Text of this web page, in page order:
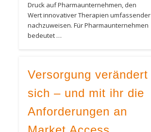
Druck auf Pharmaunternehmen, den
Wert innovativer Therapien umfassender
nachzuweisen. Für Pharmaunternehmen
bedeutet …
Versorgung verändert
sich – und mit ihr die
Anforderungen an